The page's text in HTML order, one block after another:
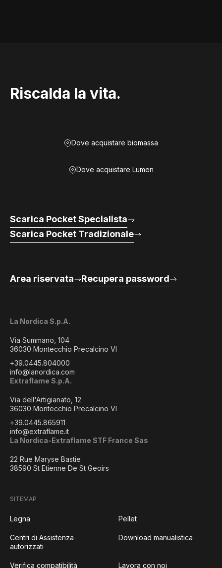
Riscalda la vita.
Dove acquistare biomassa
Dove acquistare Lumen
La Nordica S.p.A.
Via Summano, 104
36030 Montecchio Precalcino VI
+39.0445.804000
info@lanordica.com
Extraflame S.p.A.
Via dell'Artigianato, 12
36030 Montecchio Precalcino VI
+39.0445.865911
info@extraflame.it
La Nordica-Extraflame STF France Sas
22 Rue Maryse Bastie
38590 St Etienne De St Geoirs
Scarica Pocket Specialista
Scarica Pocket Tradizionale
Area riservata Recupera password
SITEMAP
Legna Pellet
Centri di Assistenza
autorizzati
Download manualistica
Verifica compatibilità Lavora con noi